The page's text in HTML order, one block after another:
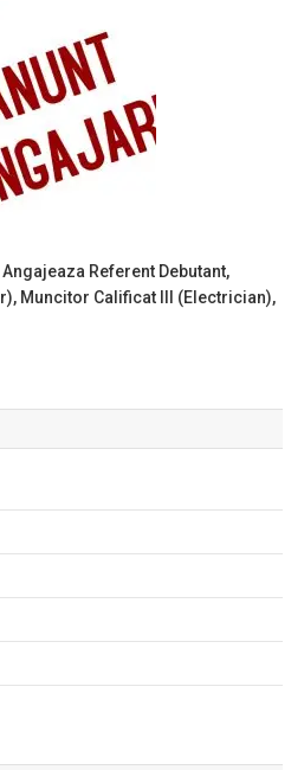
Referent Debutant,
Muncitor Calificat III (Electrician),